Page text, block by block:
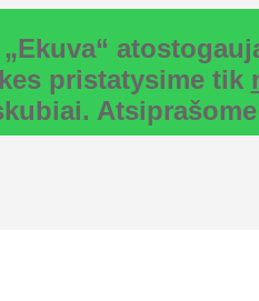
pristatysime tik